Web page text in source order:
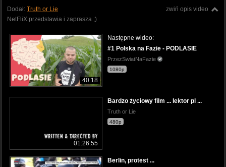
zwiń opis video
Dodał: Truth or Lie
NetFliX przedstawia i zaprasza ;)
40:18
Następne wideo:
#1 Polska na Fazie - PODLASIE
PrzezSwiatNaFazie
1080p
01:26:55
Bardzo życiowy film ... lektor pl ...
Truth or Lie
480p
Berlin, protest ...